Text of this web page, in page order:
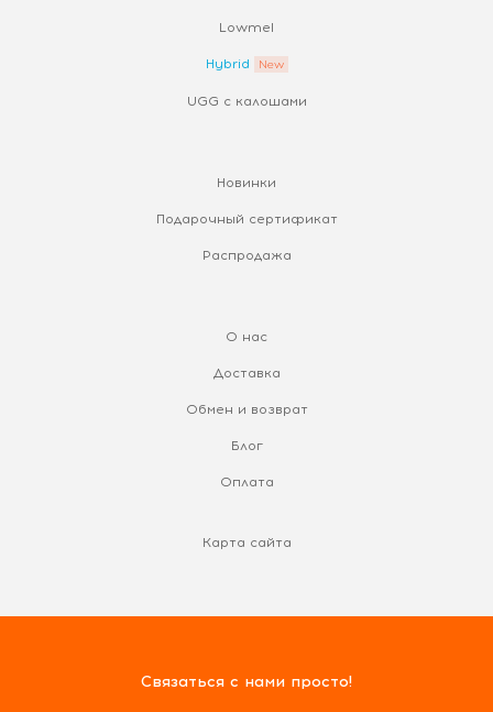
Lowmel
Hybrid
UGG с калошами
Новинки
Подарочный сертификат
Распродажа
О нас
Доставка
Обмен и возврат
Блог
Оплата
Карта сайта
Связаться с нами просто!